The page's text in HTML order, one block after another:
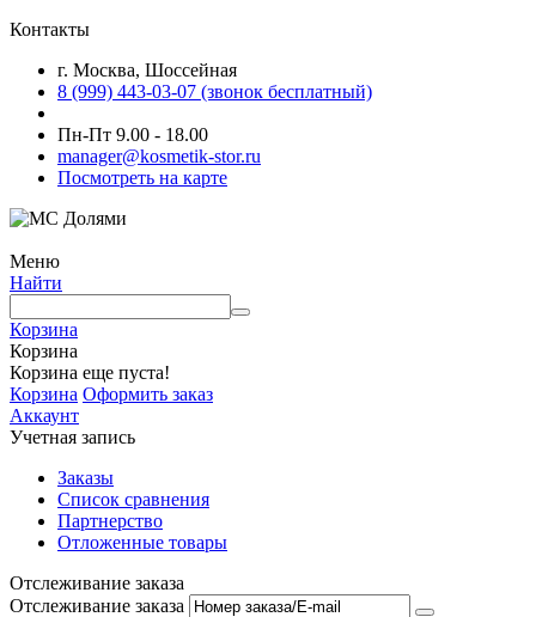
Контакты
г. Москва, Шоссейная
8 (999) 443-03-07 (звонок бесплатный)
Пн-Пт 9.00 - 18.00
manager@kosmetik-stor.ru
Посмотреть на карте
Меню
Найти
Корзина
Корзина
Корзина еще пуста!
Корзина Оформить заказ
Аккаунт
Учетная запись
Заказы
Список сравнения
Партнерство
Отложенные товары
Отслеживание заказа
Отслеживание заказа